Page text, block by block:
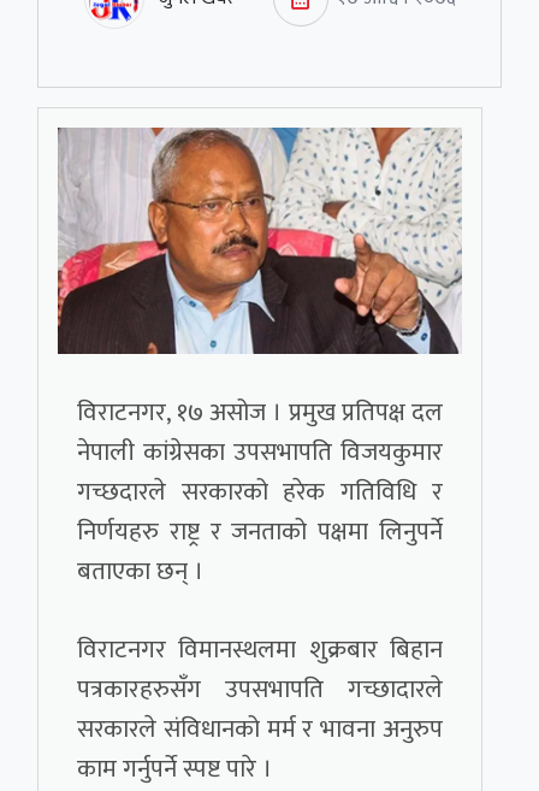
विराटनगर, १७ असोज । प्रमुख प्रतिपक्ष दल
नेपाली कांग्रेसका उपसभापति विजयकुमार
गच्छदारले सरकारको हरेक गतिविधि र
निर्णयहरु राष्ट्र र जनताको पक्षमा लिनुपर्ने
बताएका छन् ।
विराटनगर विमानस्थलमा शुक्रबार बिहान
पत्रकारहरुसँग उपसभापति गच्छादारले
सरकारले संविधानको मर्म र भावना अनुरुप
काम गर्नुपर्ने स्पष्ट पारे ।